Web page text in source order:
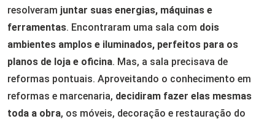
resolveram juntar suas energias, máquinas e
ferramentas. Encontraram uma sala com dois
ambientes amplos e iluminados, perfeitos para os
planos de loja e oficina. Mas, a sala precisava de
reformas pontuais. Aproveitando o conhecimento em
reformas e marcenaria, decidiram fazer elas mesmas
toda a obra, os móveis, decoração e restauração do